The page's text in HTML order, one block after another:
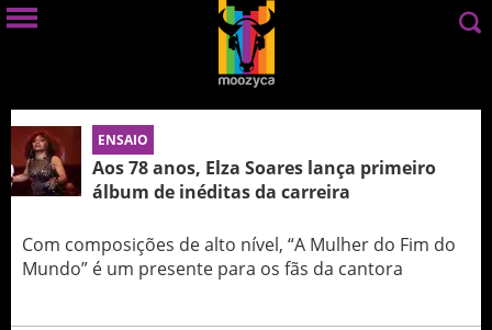
ENSAIO
Aos 78 anos, Elza Soares lança primeiro
álbum de inéditas da carreira
Com composições de alto nível, “A Mulher do Fim do
Mundo” é um presente para os fãs da cantora